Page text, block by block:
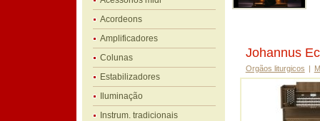
Acordeons
Amplificadores
Colunas
Estabilizadores
Iluminação
Instrum. tradicionais
Johannus
Orgãos liturgicos |